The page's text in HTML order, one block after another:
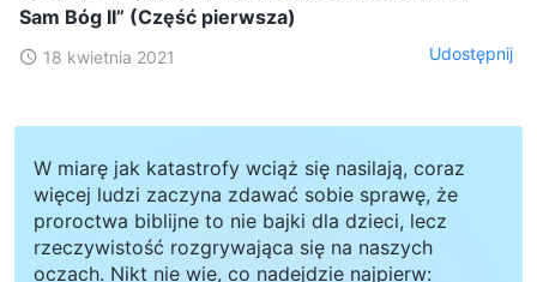
Sam Bóg II” (Część pierwsza)
18 kwietnia 2021 Udostępnij
W miarę jak katastrofy wciąż się nasilają, coraz
więcej ludzi zaczyna zdawać sobie sprawę, że
proroctwa biblijne to nie bajki dla dzieci, lecz
rzeczywistość rozgrywająca się na naszych
oczach. Nikt nie wie, co nadejdzie najpierw: